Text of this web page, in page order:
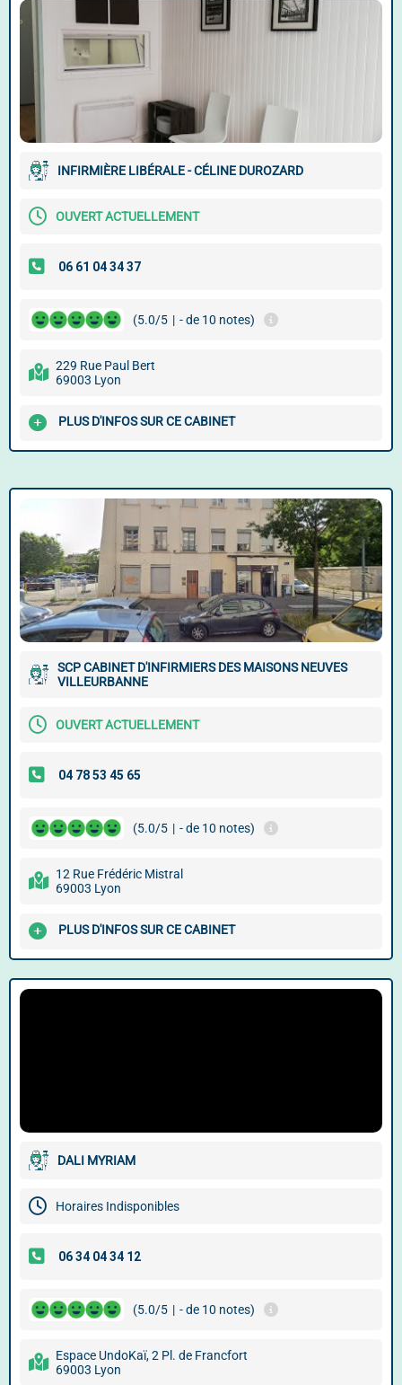
INFIRMIÈRE LIBÉRALE - CÉLINE DUROZARD
OUVERT ACTUELLEMENT
(5.0/5 | - de 10 notes)
229 Rue Paul Bert
69003 Lyon
PLUS D'INFOS SUR CE CABINET
SCP CABINET D'INFIRMIERS DES MAISONS NEUVES
VILLEURBANNE
OUVERT ACTUELLEMENT
(5.0/5 | - de 10 notes)
12 Rue Frédéric Mistral
69003 Lyon
PLUS D'INFOS SUR CE CABINET
DALI MYRIAM
Horaires Indisponibles
(5.0/5 | - de 10 notes)
Espace UndoKaï, 2 Pl. de Francfort
69003 Lyon